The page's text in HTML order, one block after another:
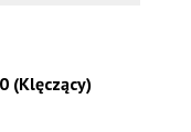
(Klęczący)